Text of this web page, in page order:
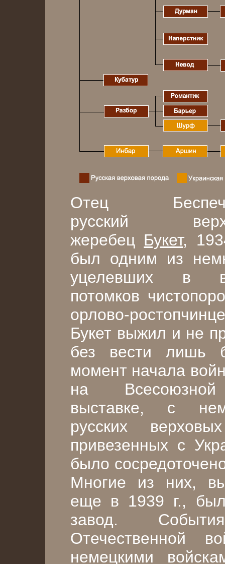
Отец
русский
жеребец Букет,
был одним из
уцелевших в
потомков
орлово-
Букет выжил и не
без вести лишь
момент начала
на Всесоюзной
выставке, с
русских
привезенных с
было
Многие из них,
еще в 1939 г.,
завод.
Отечественной
немецкими